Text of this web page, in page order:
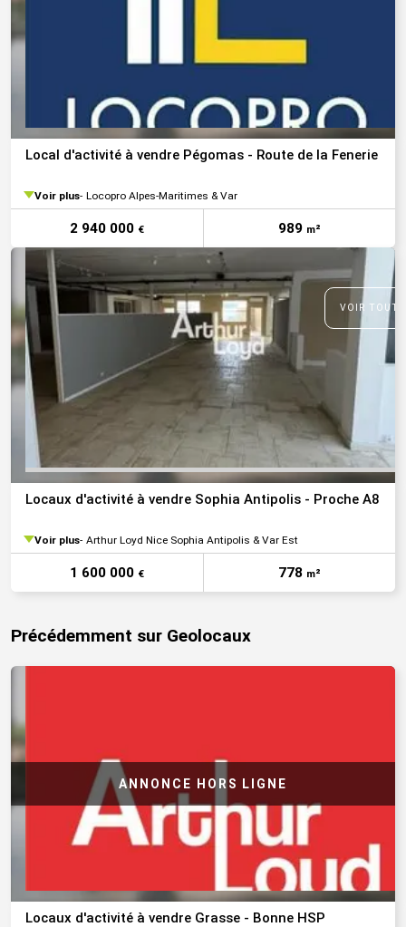
Local d'activité à vendre Pégomas - Route de la Fenerie
Voir plus Locopro Alpes-Maritimes & Var
2 940 000 € 989 m²
VOIR
Locaux d'activité à vendre Sophia Antipolis - Proche A8
Voir plus Arthur Loyd Nice Sophia Antipolis & Var Est
1 600 000 € 778 m²
Précédemment sur Geolocaux
Locaux d'activité à vendre Grasse - Bonne HSP